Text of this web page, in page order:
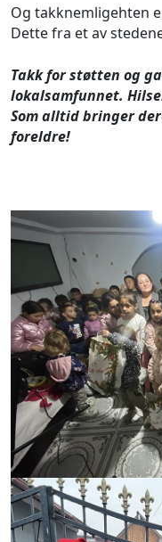
Og takknemligehten
Dette fra et av
Takk for støtten og
lokalsamfunnet.
Som alltid bringer
foreldre!